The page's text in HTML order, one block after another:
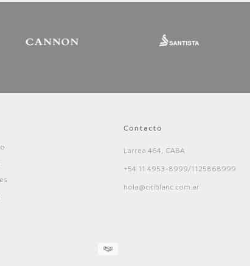
Contacto
Larrea 464, CABA
+54 11 4953-8999/1125868999
hola@citiblanc.com.ar